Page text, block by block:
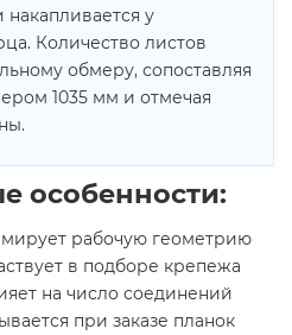
у
Количество листов
обмеру, сопоставляя
1035 мм и отмечая
особенности:
рабочую геометрию
в подборе крепежа
на число соединений
при заказе планок